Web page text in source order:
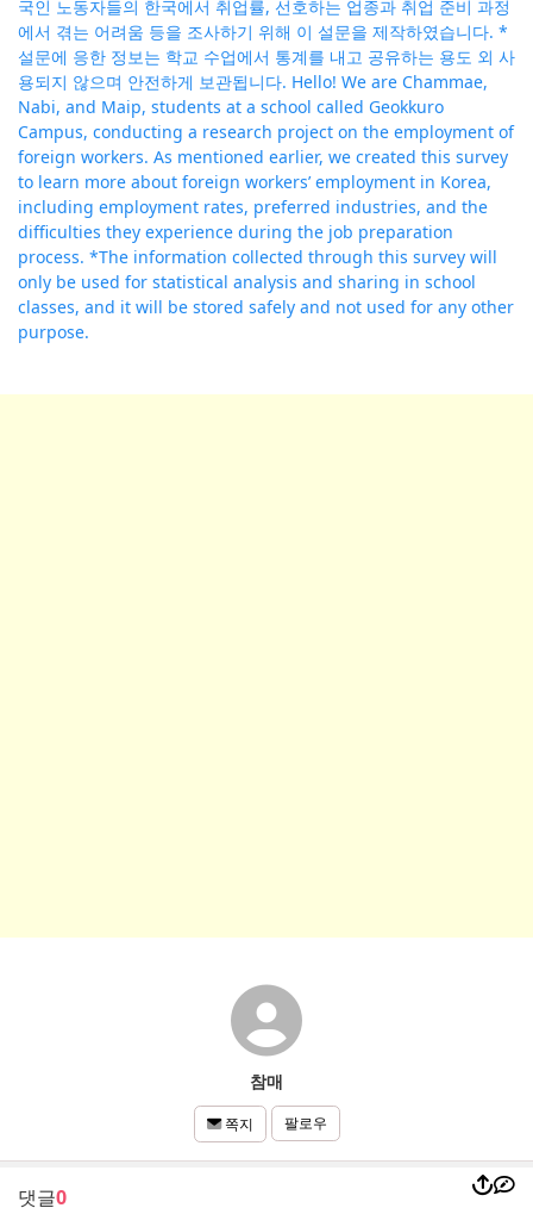
국인 노동자들의 한국에서 취업률, 선호하는 업종과 취업 준비 과정
에서 겪는 어려움 등을 조사하기 위해 이 설문을 제작하였습니다. *
설문에 응한 정보는 학교 수업에서 통계를 내고 공유하는 용도 외 사
용되지 않으며 안전하게 보관됩니다. Hello! We are Chammae,
Nabi, and Maip, students at a school called Geokkuro
Campus, conducting a research project on the employment of
foreign workers. As mentioned earlier, we created this survey
to learn more about foreign workers’ employment in Korea,
including employment rates, preferred industries, and the
difficulties they experience during the job preparation
process. *The information collected through this survey will
only be used for statistical analysis and sharing in school
classes, and it will be stored safely and not used for any other
purpose.
참매
쪽지 팔로우
댓글0